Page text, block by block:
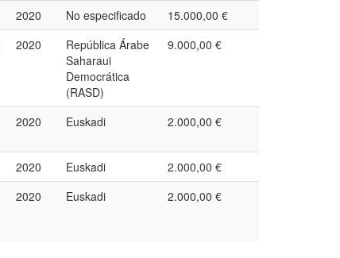
2020 No especificado
15.000,00 €
2020
República Árabe
Saharaui
Democrática
(RASD)
9.000,00 €
2020 Euskadi 2.000,00 €
2020 Euskadi
2.000,00 €
2020 Euskadi 2.000,00 €